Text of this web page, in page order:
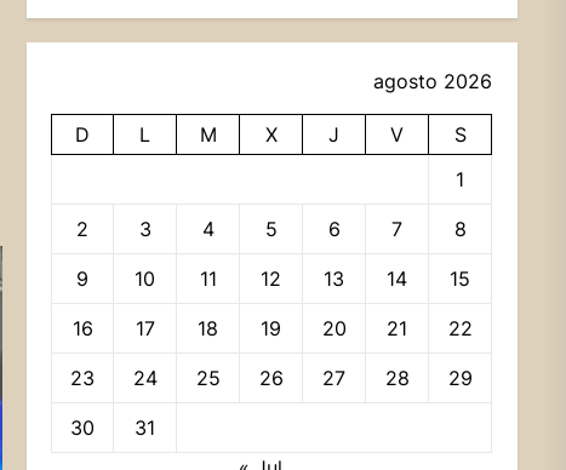
agosto 2026
D L M X J V
S
1
2 3 4 5 6 7 8
9 10 11 12 13 14 15
16 17 18 19 20 21 22
23 24 25 26 27 28 29
30
31